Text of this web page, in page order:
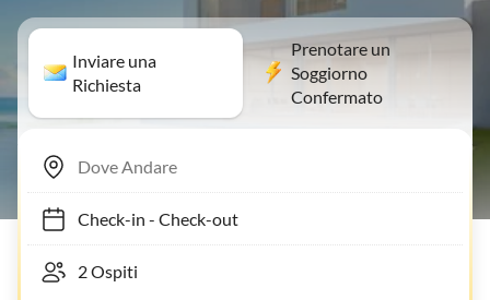
Inviare una
Richiesta
Prenotare un
Soggiorno
Confermato
Check-in- Check-out